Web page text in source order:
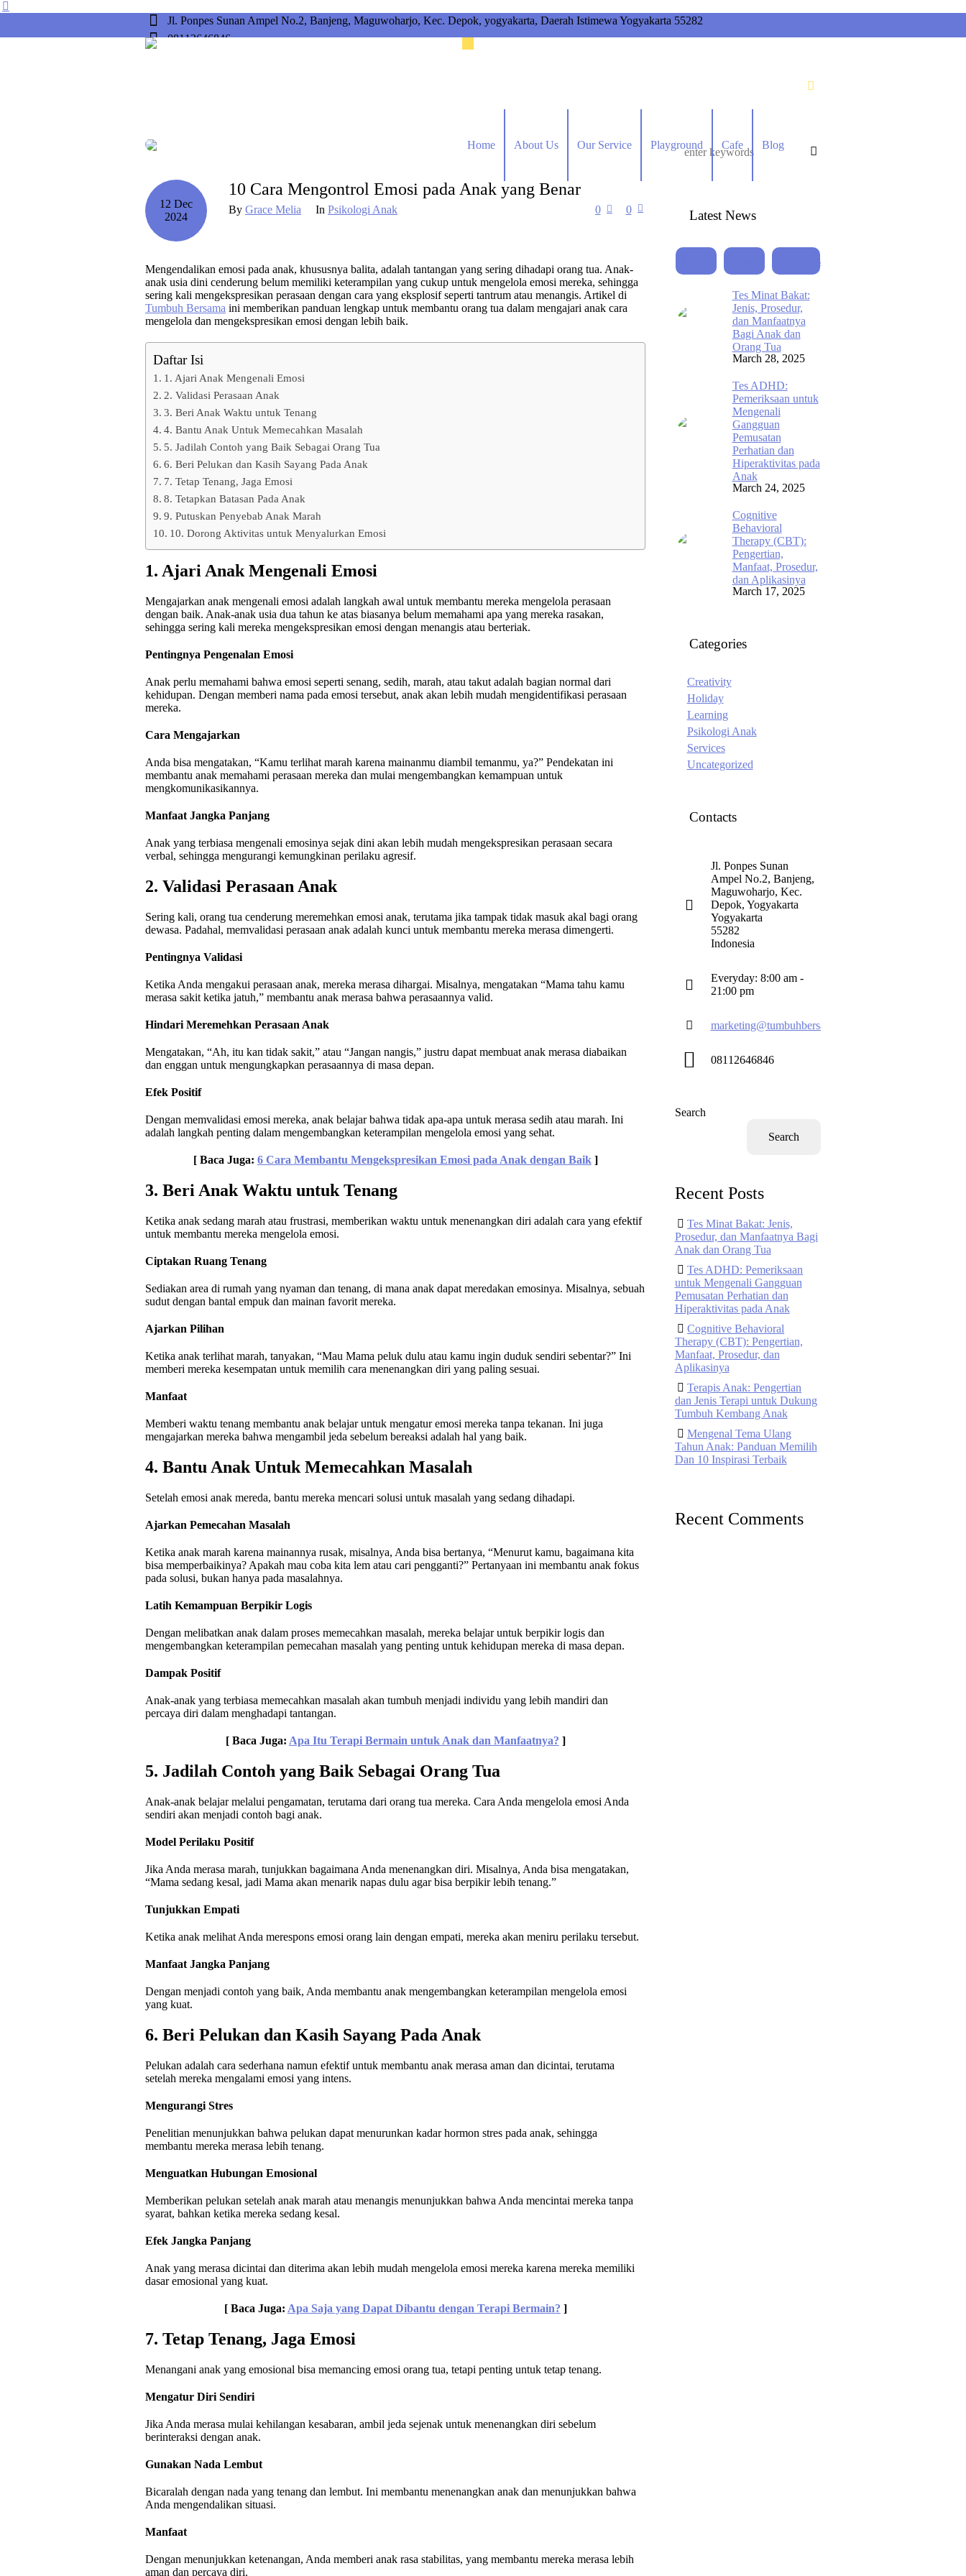
Jl. Ponpes Sunan Ampel No.2, Banjeng, Maguwoharjo, Kec. Depok, yogyakarta, Daerah Istimewa Yogyakarta 55282
08112646846
Home About Us Our Service Playground Cafe Blog
12 Dec
2024
10 Cara Mengontrol Emosi pada Anak yang Benar
By Grace Melia In Psikologi Anak 0 0
Mengendalikan emosi pada anak, khususnya balita, adalah tantangan yang sering dihadapi orang tua. Anak-
anak usia dini cenderung belum memiliki keterampilan yang cukup untuk mengelola emosi mereka, sehingga
sering kali mengekspresikan perasaan dengan cara yang eksplosif seperti tantrum atau menangis. Artikel di
Tumbuh Bersama ini memberikan panduan lengkap untuk membantu orang tua dalam mengajari anak cara
mengelola dan mengekspresikan emosi dengan lebih baik.
Daftar Isi
1. Ajari Anak Mengenali Emosi
2. Validasi Perasaan Anak
3. Beri Anak Waktu untuk Tenang
4. Bantu Anak Untuk Memecahkan Masalah
5. Jadilah Contoh yang Baik Sebagai Orang Tua
6. Beri Pelukan dan Kasih Sayang Pada Anak
7. Tetap Tenang, Jaga Emosi
8. Tetapkan Batasan Pada Anak
9. Putuskan Penyebab Anak Marah
10. Dorong Aktivitas untuk Menyalurkan Emosi
1. Ajari Anak Mengenali Emosi
Mengajarkan anak mengenali emosi adalah langkah awal untuk membantu mereka mengelola perasaan
dengan baik. Anak-anak usia dua tahun ke atas biasanya belum memahami apa yang mereka rasakan,
sehingga sering kali mereka mengekspresikan emosi dengan menangis atau berteriak.
Pentingnya Pengenalan Emosi
Anak perlu memahami bahwa emosi seperti senang, sedih, marah, atau takut adalah bagian normal dari
kehidupan. Dengan memberi nama pada emosi tersebut, anak akan lebih mudah mengidentifikasi perasaan
mereka.
Cara Mengajarkan
Anda bisa mengatakan, “Kamu terlihat marah karena mainanmu diambil temanmu, ya?” Pendekatan ini
membantu anak memahami perasaan mereka dan mulai mengembangkan kemampuan untuk
mengkomunikasikannya.
Manfaat Jangka Panjang
Anak yang terbiasa mengenali emosinya sejak dini akan lebih mudah mengekspresikan perasaan secara
verbal, sehingga mengurangi kemungkinan perilaku agresif.
2. Validasi Perasaan Anak
Sering kali, orang tua cenderung meremehkan emosi anak, terutama jika tampak tidak masuk akal bagi orang
dewasa. Padahal, memvalidasi perasaan anak adalah kunci untuk membantu mereka merasa dimengerti.
Pentingnya Validasi
Ketika Anda mengakui perasaan anak, mereka merasa dihargai. Misalnya, mengatakan “Mama tahu kamu
merasa sakit ketika jatuh,” membantu anak merasa bahwa perasaannya valid.
Hindari Meremehkan Perasaan Anak
Mengatakan, “Ah, itu kan tidak sakit,” atau “Jangan nangis,” justru dapat membuat anak merasa diabaikan
dan enggan untuk mengungkapkan perasaannya di masa depan.
Efek Positif
Dengan memvalidasi emosi mereka, anak belajar bahwa tidak apa-apa untuk merasa sedih atau marah. Ini
adalah langkah penting dalam mengembangkan keterampilan mengelola emosi yang sehat.
[ Baca Juga: 6 Cara Membantu Mengekspresikan Emosi pada Anak dengan Baik]
3. Beri Anak Waktu untuk Tenang
Ketika anak sedang marah atau frustrasi, memberikan waktu untuk menenangkan diri adalah cara yang efektif
untuk membantu mereka mengelola emosi.
Ciptakan Ruang Tenang
Sediakan area di rumah yang nyaman dan tenang, di mana anak dapat meredakan emosinya. Misalnya, sebuah
sudut dengan bantal empuk dan mainan favorit mereka.
Ajarkan Pilihan
Ketika anak terlihat marah, tanyakan, “Mau Mama peluk dulu atau kamu ingin duduk sendiri sebentar?” Ini
memberi mereka kesempatan untuk memilih cara menenangkan diri yang paling sesuai.
Manfaat
Memberi waktu tenang membantu anak belajar untuk mengatur emosi mereka tanpa tekanan. Ini juga
mengajarkan mereka bahwa mengambil jeda sebelum bereaksi adalah hal yang baik.
4. Bantu Anak Untuk Memecahkan Masalah
Setelah emosi anak mereda, bantu mereka mencari solusi untuk masalah yang sedang dihadapi.
Ajarkan Pemecahan Masalah
Ketika anak marah karena mainannya rusak, misalnya, Anda bisa bertanya, “Menurut kamu, bagaimana kita
bisa memperbaikinya? Apakah mau coba kita lem atau cari pengganti?” Pertanyaan ini membantu anak fokus
pada solusi, bukan hanya pada masalahnya.
Latih Kemampuan Berpikir Logis
Dengan melibatkan anak dalam proses memecahkan masalah, mereka belajar untuk berpikir logis dan
mengembangkan keterampilan pemecahan masalah yang penting untuk kehidupan mereka di masa depan.
Dampak Positif
Anak-anak yang terbiasa memecahkan masalah akan tumbuh menjadi individu yang lebih mandiri dan
percaya diri dalam menghadapi tantangan.
[ Baca Juga: Apa Itu Terapi Bermain untuk Anak dan Manfaatnya? ]
5. Jadilah Contoh yang Baik Sebagai Orang Tua
Anak-anak belajar melalui pengamatan, terutama dari orang tua mereka. Cara Anda mengelola emosi Anda
sendiri akan menjadi contoh bagi anak.
Model Perilaku Positif
Jika Anda merasa marah, tunjukkan bagaimana Anda menenangkan diri. Misalnya, Anda bisa mengatakan,
“Mama sedang kesal, jadi Mama akan menarik napas dulu agar bisa berpikir lebih tenang.”
Tunjukkan Empati
Ketika anak melihat Anda merespons emosi orang lain dengan empati, mereka akan meniru perilaku tersebut.
Manfaat Jangka Panjang
Dengan menjadi contoh yang baik, Anda membantu anak mengembangkan keterampilan mengelola emosi
yang kuat.
6. Beri Pelukan dan Kasih Sayang Pada Anak
Pelukan adalah cara sederhana namun efektif untuk membantu anak merasa aman dan dicintai, terutama
setelah mereka mengalami emosi yang intens.
Mengurangi Stres
Penelitian menunjukkan bahwa pelukan dapat menurunkan kadar hormon stres pada anak, sehingga
membantu mereka merasa lebih tenang.
Menguatkan Hubungan Emosional
Memberikan pelukan setelah anak marah atau menangis menunjukkan bahwa Anda mencintai mereka tanpa
syarat, bahkan ketika mereka sedang kesal.
Efek Jangka Panjang
Anak yang merasa dicintai dan diterima akan lebih mudah mengelola emosi mereka karena mereka memiliki
dasar emosional yang kuat.
[ Baca Juga: Apa Saja yang Dapat Dibantu dengan Terapi Bermain? ]
7. Tetap Tenang, Jaga Emosi
Menangani anak yang emosional bisa memancing emosi orang tua, tetapi penting untuk tetap tenang.
Mengatur Diri Sendiri
Jika Anda merasa mulai kehilangan kesabaran, ambil jeda sejenak untuk menenangkan diri sebelum
berinteraksi dengan anak.
Gunakan Nada Lembut
Bicaralah dengan nada yang tenang dan lembut. Ini membantu menenangkan anak dan menunjukkan bahwa
Anda mengendalikan situasi.
Manfaat
Dengan menunjukkan ketenangan, Anda memberi anak rasa stabilitas, yang membantu mereka merasa lebih
aman dan percaya diri.
Latest News
Comments
Tes Minat Bakat:
Jenis, Prosedur,
dan Manfaatnya
Bagi Anak dan
Orang Tua
March 28, 2025
Tes ADHD:
Pemeriksaan untuk
Mengenali
Gangguan
Pemusatan
Perhatian dan
Hiperaktivitas pada
Anak
March 24, 2025
Cognitive
Behavioral
Therapy (CBT):
Pengertian,
Manfaat, Prosedur,
dan Aplikasinya
March 17, 2025
Categories
Creativity
Holiday
Learning
Psikologi Anak
Services
Uncategorized
Contacts
Jl. Ponpes Sunan
Ampel No.2, Banjeng,
Maguwoharjo, Kec.
Depok, Yogyakarta
Yogyakarta
55282
Indonesia
Everyday: 8:00 am -
21:00 pm
marketing@tumbuhbersama.co
08112646846
Search
Search
Recent Posts
Tes Minat Bakat: Jenis,
Prosedur, dan Manfaatnya Bagi
Anak dan Orang Tua
Tes ADHD: Pemeriksaan
untuk Mengenali Gangguan
Pemusatan Perhatian dan
Hiperaktivitas pada Anak
Cognitive Behavioral
Therapy (CBT): Pengertian,
Manfaat, Prosedur, dan
Aplikasinya
Terapis Anak: Pengertian
dan Jenis Terapi untuk Dukung
Tumbuh Kembang Anak
Mengenal Tema Ulang
Tahun Anak: Panduan Memilih
Dan 10 Inspirasi Terbaik
Recent Comments